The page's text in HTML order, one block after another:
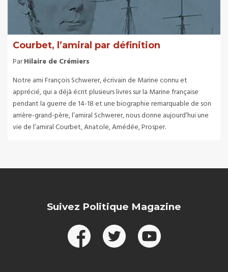
Courbet, l’amiral par définition
ParHilaire de Crémiers
Notre ami François Schwerer, écrivain de Marine connu et
apprécié, qui a déjà écrit plusieurs livres sur la Marine française
pendant la guerre de 14-18 et une biographie remarquable de son
arrière-grand-père, l’amiral Schwerer, nous donne aujourd’hui une
vie de l’amiral Courbet, Anatole, Amédée, Prosper.
Suivez Politique Magazine